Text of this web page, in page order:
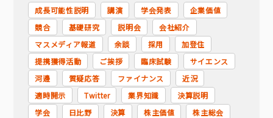
成長可能性説明 講演 学会発表
企業価値
競合
基礎研究 説明会
会社紹介
マスメディア報道
余談 採用
加登住
提携獲得活動
ご挨拶 臨床試験
サイエンス
河邊
質疑応答 ファイナンス
近況
適時開示
Twitter 業界知識
決算説明
学会
日比野 決算 株主価値
株主総会